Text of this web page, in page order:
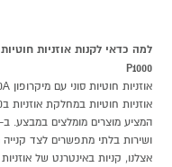
P1000
ושירות בלתי מתפשרים לצד